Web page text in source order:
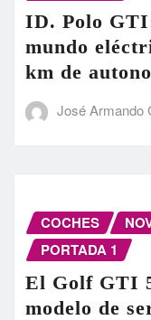
ID. Polo
mundo
km de
José Armando
COCHES
PORTADA 1
El Golf GTI
modelo de